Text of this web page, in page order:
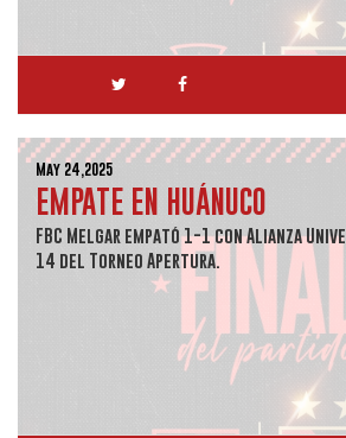
May 24,2025
EMPATE EN HUÁNUCO
FBC Melgar empató 1-1 con Alianza
14 del Torneo Apertura.